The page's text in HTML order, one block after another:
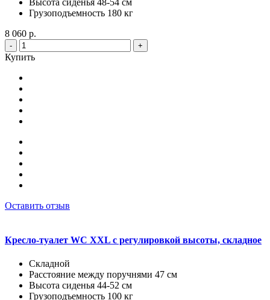
Грузоподъемность 180 кг
8 060 р.
- +
Купить
Оставить отзыв
Кресло-туалет WC XXL с регулировкой высоты, складное
Складной
Расстояние между поручнями 47 см
Высота сиденья 44-52 см
Грузоподъемность 100 кг